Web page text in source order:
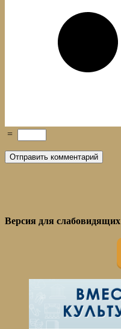
=
Версия для слабовидящих